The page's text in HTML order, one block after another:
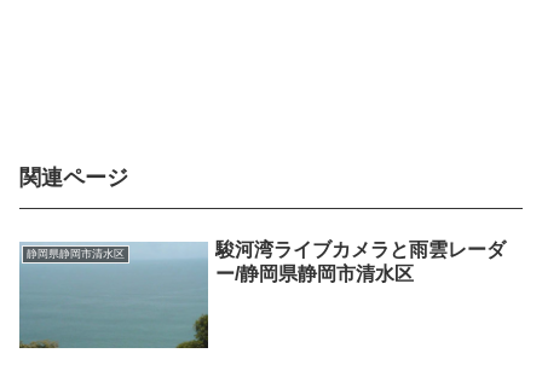
関連ページ
静岡県静岡市清水区
駿河湾ライブカメラと雨雲レーダ
ー/静岡県静岡市清水区